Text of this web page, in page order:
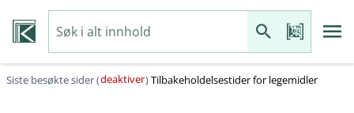
Siste besøkte sider (deaktiver)Tilbakeholdelsestider for legemidler